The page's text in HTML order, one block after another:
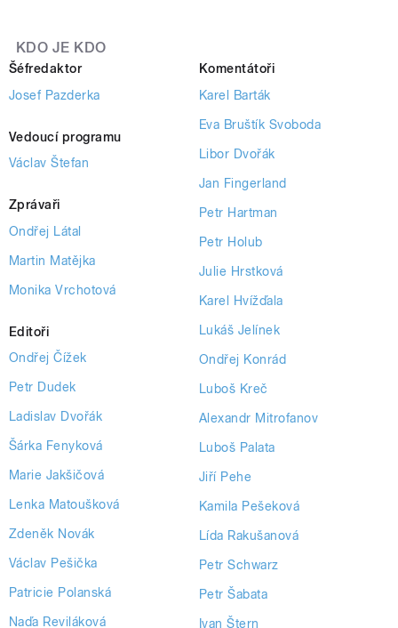
KDO JE KDO
Šéfredaktor
Josef Pazderka
Vedoucí programu
Václav Štefan
Zprávaři
Ondřej Látal
Martin Matějka
Monika Vrchotová
Editoři
Ondřej Čížek
Petr Dudek
Ladislav Dvořák
Šárka Fenyková
Marie Jakšičová
Lenka Matoušková
Zdeněk Novák
Václav Pešička
Patricie Polanská
Naďa Reviláková
Komentátoři
Karel Barták
Eva Bruštík Svoboda
Libor Dvořák
Jan Fingerland
Petr Hartman
Petr Holub
Julie Hrstková
Karel Hvížďala
Lukáš Jelínek
Ondřej Konrád
Luboš Kreč
Alexandr Mitrofanov
Luboš Palata
Jiří Pehe
Kamila Pešeková
Lída Rakušanová
Petr Schwarz
Petr Šabata
Ivan Štern